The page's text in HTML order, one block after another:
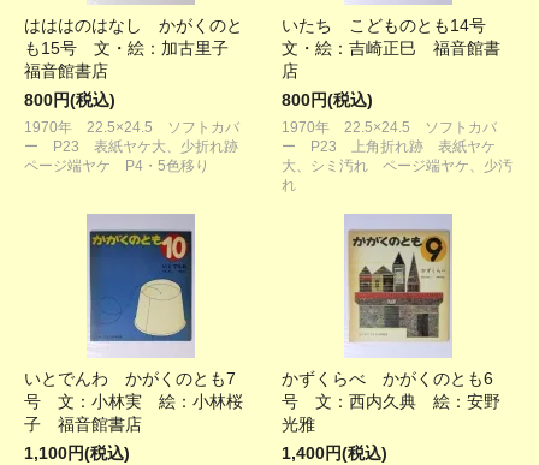
はははのはなし かがくのと
も15号 文・絵：加古里子
福音館書店
800円(税込)
1970年 22.5×24.5 ソフトカバ
ー P23 表紙ヤケ大、少折れ跡
ページ端ヤケ P4・5色移り
いたち こどものとも14号
文・絵：吉崎正巳 福音館書
店
800円(税込)
1970年 22.5×24.5 ソフトカバ
ー P23 上角折れ跡 表紙ヤケ
大、シミ汚れ ページ端ヤケ、少汚
れ
いとでんわ かがくのとも7
号 文：小林実 絵：小林桜
子 福音館書店
1,100円(税込)
かずくらべ かがくのとも6
号 文：西内久典 絵：安野
光雅
1,400円(税込)